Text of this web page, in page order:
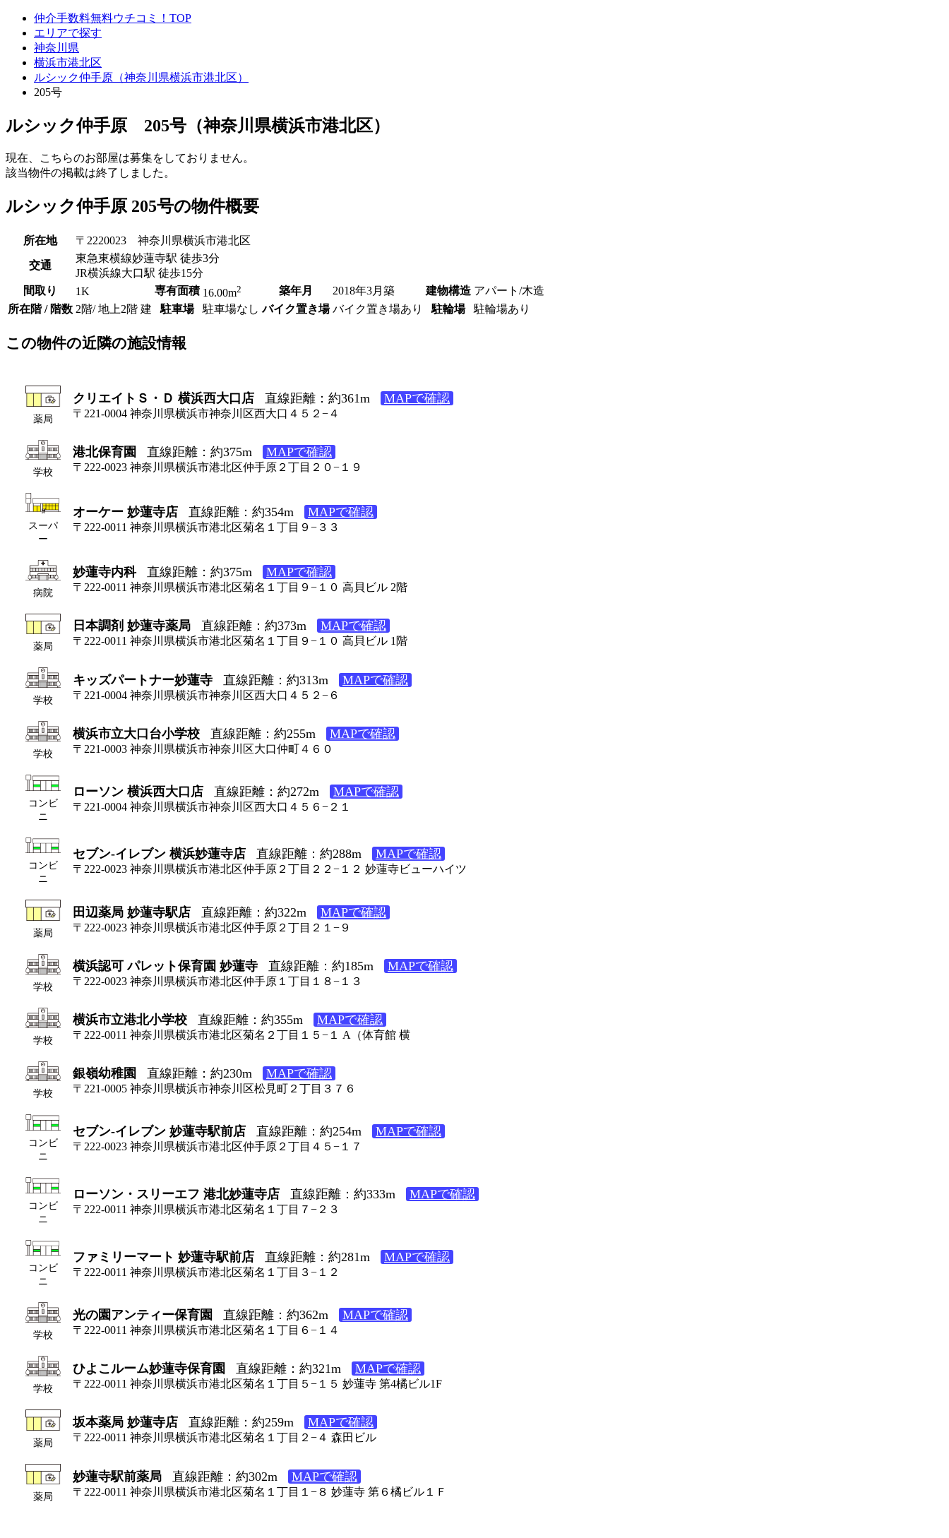
仲介手数料無料ウチコミ！TOP
エリアで探す
神奈川県
横浜市港北区
ルシック仲手原（神奈川県横浜市港北区）
205号
ルシック仲手原 205号（神奈川県横浜市港北区）
現在、こちらのお部屋は募集をしておりません。
該当物件の掲載は終了しました。
ルシック仲手原 205号の物件概要
所在地 〒2220023 神奈川県横浜市港北区
交通
東急東横線妙蓮寺駅 徒歩3分
JR横浜線大口駅 徒歩15分
間取り
1K 専有面積 16.00m2 築年月 2018年3月築 建物構造 アパート/木造
所在階 / 階数 2階/ 地上2階 建 駐車場 駐車場なし バイク置き場 バイク置き場あり 駐輪場 駐輪場あり
この物件の近隣の施設情報
薬局
クリエイトＳ・Ｄ 横浜西大口店 直線距離：約361m MAPで確認
〒221-0004 神奈川県横浜市神奈川区西大口４５２−４
学校
港北保育園 直線距離：約375m MAPで確認
〒222-0023 神奈川県横浜市港北区仲手原２丁目２０−１９
スーパ
ー
オーケー 妙蓮寺店 直線距離：約354m MAPで確認
〒222-0011 神奈川県横浜市港北区菊名１丁目９−３３
病院
妙蓮寺内科 直線距離：約375m MAPで確認
〒222-0011 神奈川県横浜市港北区菊名１丁目９−１０ 高貝ビル 2階
薬局
日本調剤 妙蓮寺薬局 直線距離：約373m MAPで確認
〒222-0011 神奈川県横浜市港北区菊名１丁目９−１０ 高貝ビル 1階
学校
キッズパートナー妙蓮寺 直線距離：約313m MAPで確認
〒221-0004 神奈川県横浜市神奈川区西大口４５２−６
学校
横浜市立大口台小学校 直線距離：約255m MAPで確認
〒221-0003 神奈川県横浜市神奈川区大口仲町４６０
コンビ
ニ
ローソン 横浜西大口店 直線距離：約272m MAPで確認
〒221-0004 神奈川県横浜市神奈川区西大口４５６−２１
コンビ
ニ
セブン-イレブン 横浜妙蓮寺店 直線距離：約288m MAPで確認
〒222-0023 神奈川県横浜市港北区仲手原２丁目２２−１２ 妙蓮寺ビューハイツ
薬局
田辺薬局 妙蓮寺駅店 直線距離：約322m MAPで確認
〒222-0023 神奈川県横浜市港北区仲手原２丁目２１−９
学校
横浜認可 パレット保育園 妙蓮寺 直線距離：約185m MAPで確認
〒222-0023 神奈川県横浜市港北区仲手原１丁目１８−１３
学校
横浜市立港北小学校 直線距離：約355m MAPで確認
〒222-0011 神奈川県横浜市港北区菊名２丁目１５−１ A（体育館 横
学校
銀嶺幼稚園 直線距離：約230m MAPで確認
〒221-0005 神奈川県横浜市神奈川区松見町２丁目３７６
コンビ
ニ
セブン-イレブン 妙蓮寺駅前店 直線距離：約254m MAPで確認
〒222-0023 神奈川県横浜市港北区仲手原２丁目４５−１７
コンビ
ニ
ローソン・スリーエフ 港北妙蓮寺店 直線距離：約333m MAPで確認
〒222-0011 神奈川県横浜市港北区菊名１丁目７−２３
コンビ
ニ
ファミリーマート 妙蓮寺駅前店 直線距離：約281m MAPで確認
〒222-0011 神奈川県横浜市港北区菊名１丁目３−１２
学校
光の園アンティー保育園 直線距離：約362m MAPで確認
〒222-0011 神奈川県横浜市港北区菊名１丁目６−１４
学校
ひよこルーム妙蓮寺保育園 直線距離：約321m MAPで確認
〒222-0011 神奈川県横浜市港北区菊名１丁目５−１５ 妙蓮寺 第4橘ビル1F
薬局
坂本薬局 妙蓮寺店 直線距離：約259m MAPで確認
〒222-0011 神奈川県横浜市港北区菊名１丁目２−４ 森田ビル
薬局
妙蓮寺駅前薬局 直線距離：約302m MAPで確認
〒222-0011 神奈川県横浜市港北区菊名１丁目１−８ 妙蓮寺 第６橘ビル１Ｆ